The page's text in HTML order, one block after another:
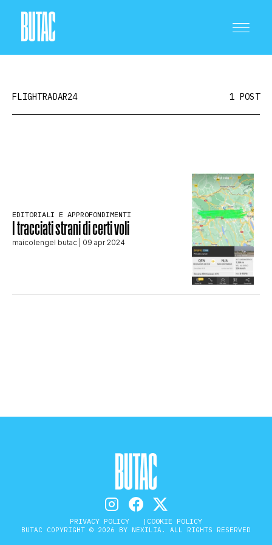
SALUTE E MEDICINA
STORIA E CITAZIONI
EVERGREEN
TRUFFE E SOCIAL NETWORK
FLIGHTRADAR24 1 POST
EDITORIALI E APPROFONDIMENTI
I tracciati strani di certi voli
maicolengel butac | 09 apr 2024
PRIVACY POLICY COOKIE POLICY
BUTAC COPYRIGHT © 2026 BY NEXILIA. ALL RIGHTS RESERVED